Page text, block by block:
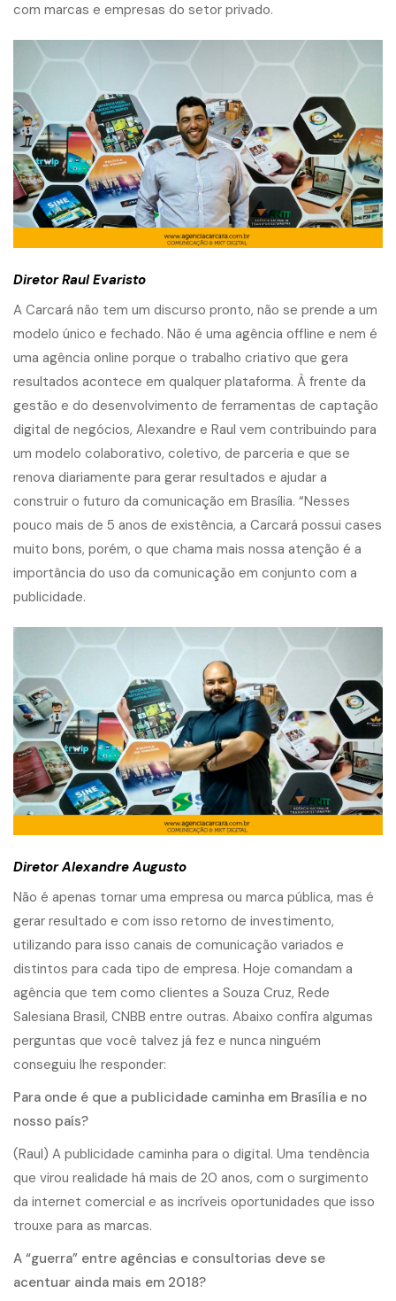
com marcas e empresas do setor privado.
Diretor Raul Evaristo
A Carcará não tem um discurso pronto, não se prende a um
modelo único e fechado. Não é uma agência offline e nem é
uma agência online porque o trabalho criativo que gera
resultados acontece em qualquer plataforma. À frente da
gestão e do desenvolvimento de ferramentas de captação
digital de negócios, Alexandre e Raul vem contribuindo para
um modelo colaborativo, coletivo, de parceria e que se
renova diariamente para gerar resultados e ajudar a
construir o futuro da comunicação em Brasília. “Nesses
pouco mais de 5 anos de existência, a Carcará possui cases
muito bons, porém, o que chama mais nossa atenção é a
importância do uso da comunicação em conjunto com a
publicidade.
Diretor Alexandre Augusto
Não é apenas tornar uma empresa ou marca pública, mas é
gerar resultado e com isso retorno de investimento,
utilizando para isso canais de comunicação variados e
distintos para cada tipo de empresa. Hoje comandam a
agência que tem como clientes a Souza Cruz, Rede
Salesiana Brasil, CNBB entre outras. Abaixo confira algumas
perguntas que você talvez já fez e nunca ninguém
conseguiu lhe responder:
Para onde é que a publicidade caminha em Brasília e no
nosso país?
(Raul) A publicidade caminha para o digital. Uma tendência
que virou realidade há mais de 20 anos, com o surgimento
da internet comercial e as incríveis oportunidades que isso
trouxe para as marcas.
A “guerra” entre agências e consultorias deve se
acentuar ainda mais em 2018?